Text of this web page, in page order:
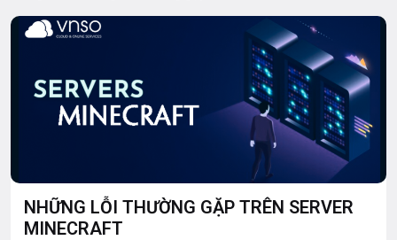
NHỮNG LỖI THƯỜNG GẶP TRÊN SERVER
MINECRAFT